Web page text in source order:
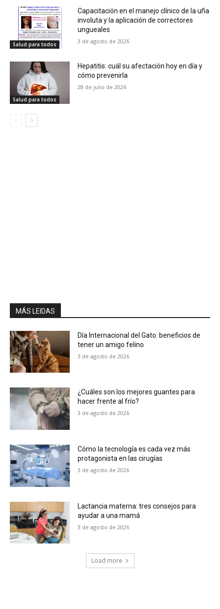
Salud para todos
Capacitación en el manejo clínico de la uña
involuta y la aplicación de correctores
ungueales
3 de agosto de 2026
Salud para todos
Hepatitis: cuál su afectación hoy en día y
cómo prevenirla
28 de julio de 2026
MÁS LEIDAS
Día Internacional del Gato: beneficios de
tener un amigo felino
3 de agosto de 2026
¿Cuáles son los mejores guantes para
hacer frente al frío?
3 de agosto de 2026
Cómo la tecnología es cada vez más
protagonista en las cirugías
3 de agosto de 2026
Lactancia materna: tres consejos para
ayudar a una mamá
3 de agosto de 2026
Load more